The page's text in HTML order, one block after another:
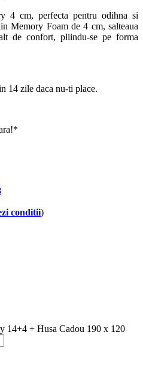
4 cm, perfecta pentru odihna si
Memory Foam de 4 cm, salteaua
de confort, pliindu-se pe forma
14 zile daca nu-ti place.
conditii)
14+4 + Husa Cadou 190 x 120